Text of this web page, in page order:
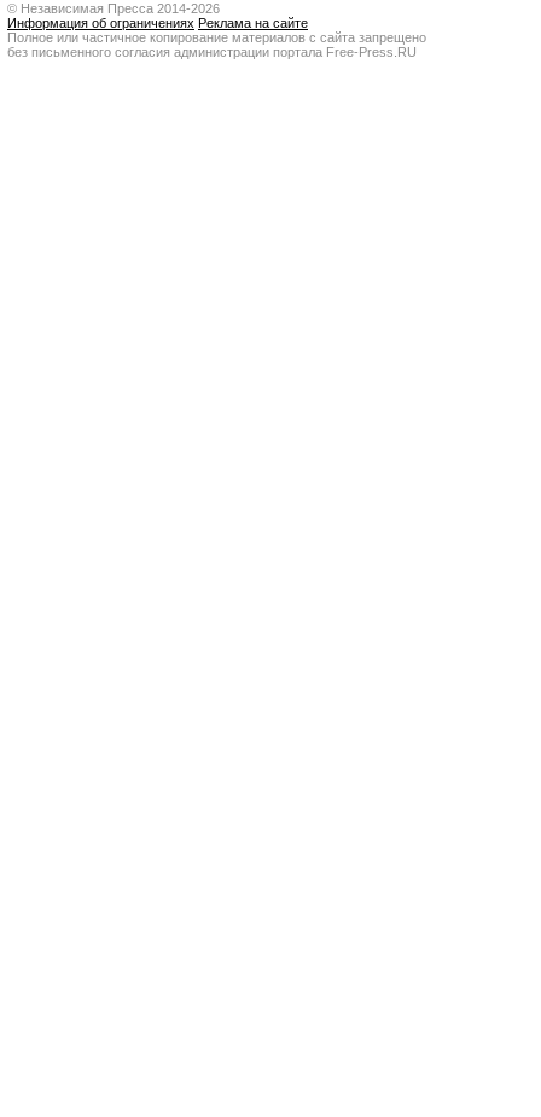
© Независимая Пресса 2014-2026
Информация об ограничениях Реклама на сайте
Полное или частичное копирование материалов с сайта запрещено
без письменного согласия администрации портала Free-Press.RU